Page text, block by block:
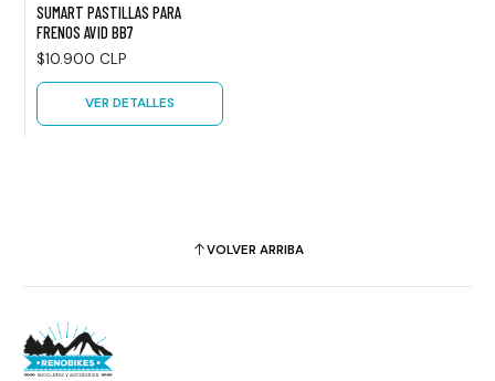
SUMART PASTILLAS PARA
FRENOS AVID BB7
$10.900 CLP
VER DETALLES
VOLVER ARRIBA